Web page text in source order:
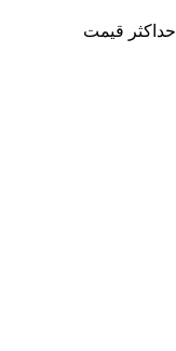
حداكثر قيمت